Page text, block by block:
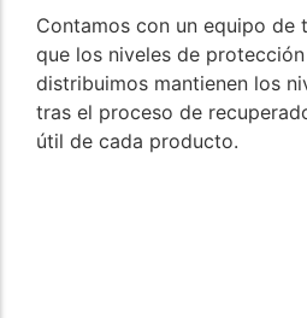
Contamos con un equipo de
que los niveles de
distribuimos mantienen los
tras el proceso de
útil de cada producto.